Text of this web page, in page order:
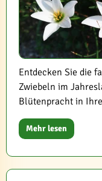
Entdecken Sie die
Zwiebeln im
Blütenpracht in
Mehr lesen